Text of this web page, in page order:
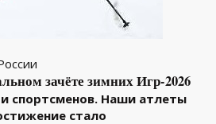
зачёте зимних Игр-2026
спортсменов. Наши атлеты
стало